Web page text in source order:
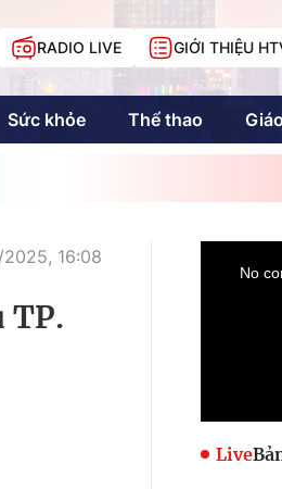
RADIO LIVE GIỚI THIỆU
Sức khỏe Thể thao
16:08
TP.
Live